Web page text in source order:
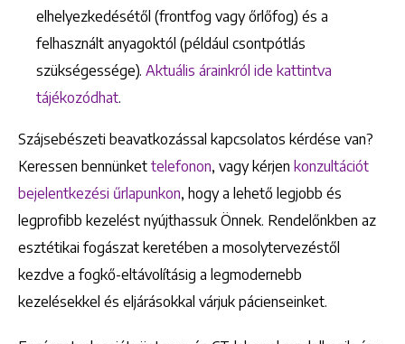
elhelyezkedésétől (frontfog vagy őrlőfog) és a
felhasznált anyagoktól (például csontpótlás
szükségessége). Aktuális árainkról ide kattintva
tájékozódhat.
Szájsebészeti beavatkozással kapcsolatos kérdése van?
Keressen bennünket telefonon, vagy kérjen konzultációt
bejelentkezési űrlapunkon, hogy a lehető legjobb és
legprofibb kezelést nyújthassuk Önnek. Rendelőnkben az
esztétikai fogászat keretében a mosolytervezéstől
kezdve a fogkő-eltávolításig a legmodernebb
kezelésekkel és eljárásokkal várjuk pácienseinket.